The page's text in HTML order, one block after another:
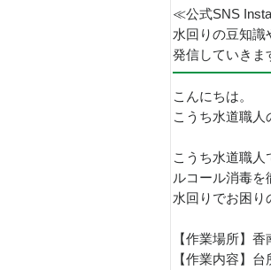
≪公式SNS
水回りの豆知識
発信していきま
こんにちは。
こうち水道職人
こうち水道職
ルコール消毒を
水回りでお困り
【作業場所】香
【作業内容】